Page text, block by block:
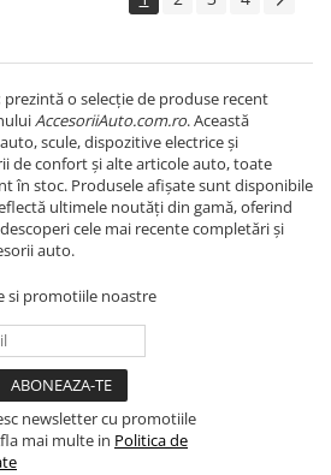
prezintă o selecție de produse recent
AccesoriiAuto.com.ro. Această
scule, dispozitive electrice și
de confort și alte articole auto, toate
în stoc. Produsele afișate sunt disponibile
ultimele noutăți din gamă, oferind
cele mai recente completări și
auto.
si promotiile noastre
newsletter cu promotiile
mai multe in Politica de